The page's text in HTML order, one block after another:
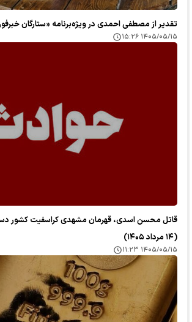
تقدیر از مصطفی احمدی در ویژه‌برنامه «ستارگان
۱۴۰۵/۰۵/۱۵ ۱۵:۲۶
قاتل محسن اسدی، قهرمان مشهدی کراسفیت کشور
(۱۴ مرداد ۱۴۰۵)
۱۴۰۵/۰۵/۱۵ ۱۱:۲۳